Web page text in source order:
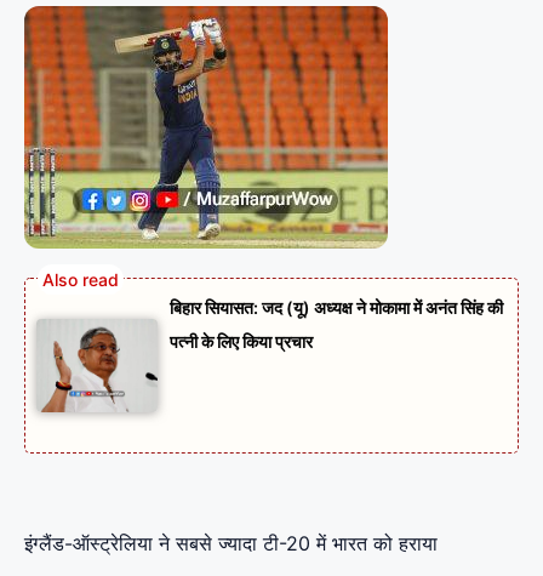
बिहार सियासत: जद (यू) अध्यक्ष ने मोकामा में अनंत सिंह की
पत्नी के लिए किया प्रचार
इंग्लैंड-ऑस्ट्रेलिया ने सबसे ज्यादा टी-20 में भारत को हराया